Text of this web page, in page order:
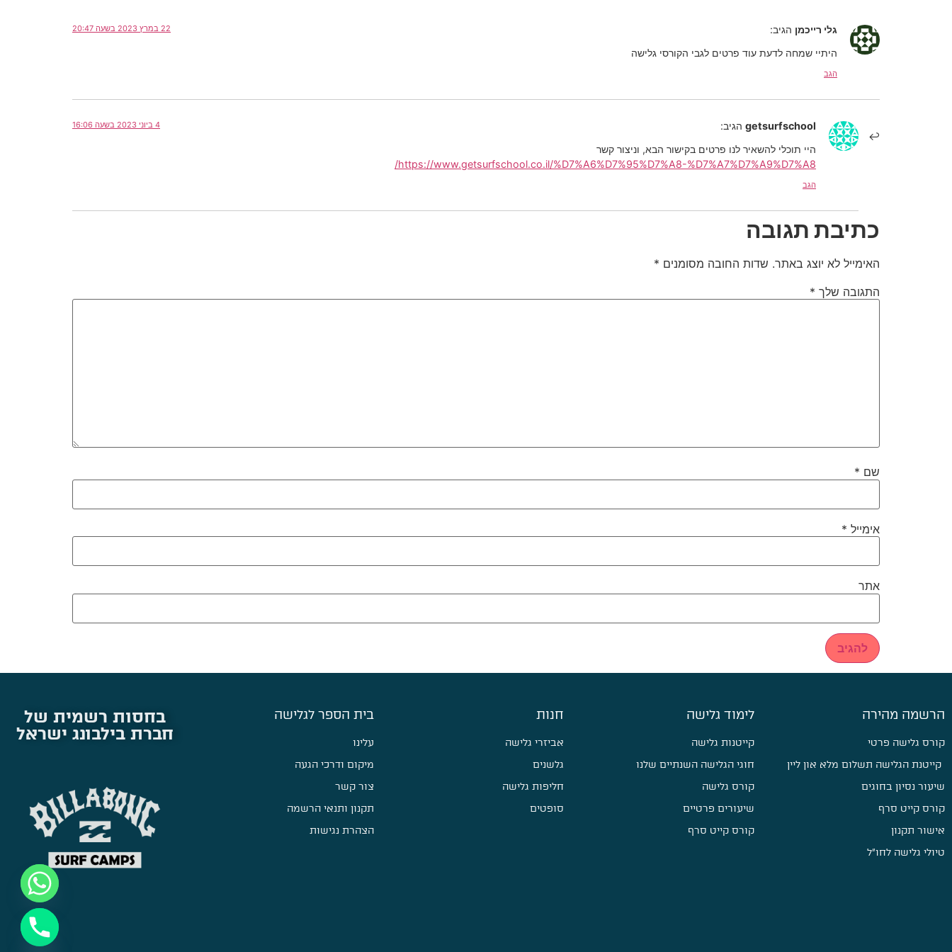
גלי רייכמן הגיב: 22 במרץ 2023 בשעה 20:47
היתיי שמחה לדעת עוד פרטים לגבי הקורסי גלישה
הגב
getsurfschool הגיב: 4 ביוני 2023 בשעה 16:06
היי תוכלי להשאיר לנו פרטים בקישור הבא, וניצור קשר
https://www.getsurfschool.co.il/%D7%A6%D7%95%D7%A8-%D7%A7%D7%A9%D7%A8/
הגב
כתיבת תגובה
האימייל לא יוצג באתר. שדות החובה מסומנים *
התגובה שלך *
שם *
אימייל *
אתר
הרשמה מהירה
קורס גלישה פרטי
קייטנת הגלישה תשלום מלא און ליין
שיעור נסיון בחוגים
קורס קייט סרף
אישור תקנון
טיולי גלישה לחו״ל
לימוד גלישה
קייטנות גלישה
חוגי הגלישה השנתיים שלנו
קורס גלישה
שיעורים פרטיים
קורס קייט סרף
חנות
אביזרי גלישה
גלשנים
חליפות גלישה
סופטים
בית הספר לגלישה
עלינו
מיקום ודרכי הגעה
צור קשר
תקנון ותנאי הרשמה
הצהרת נגישות
בחסות רשמית של
חברת בילבונג ישראל
Hide chaty